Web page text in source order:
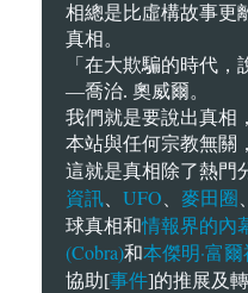
相總是比虛構故事更
真相。
「在大欺騙的時代，
—喬治. 奧威爾。
我們就是要說出真相
本站與任何宗教無關
這就是真相除了熱門
資訊
UFO 麥田圈
球真相和情報界的內
(Cobra)和本傑明·富
協助[事件]的推展及